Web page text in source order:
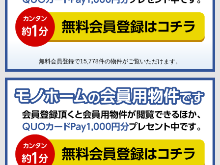
無料会員登録で15,778件の物件がご覧いただけます。